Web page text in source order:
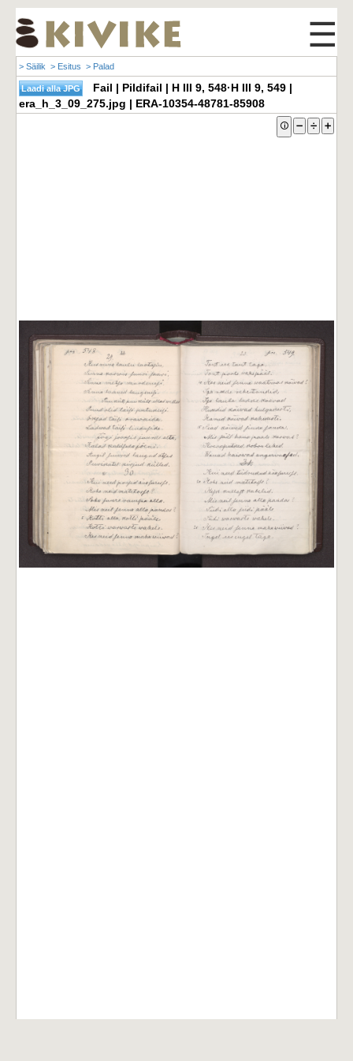
☰
> Säilik > Esitus > Palad
Fail | Pildifail | H III 9, 548·H III 9, 549 |
era_h_3_09_275.jpg | ERA-10354-48781-85908